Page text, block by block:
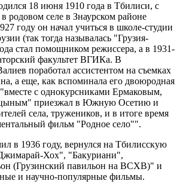
18 июня 1910 года в Тбилиси, с
в родовом селе в Знаурском районе
году он начал учиться в школе-студии
(так тогда называлась "Грузия-
стал помощником режиссера, а в 1931-
факультет ВГИКа. В
поработал ассистентом на съемках
а еще, как вспоминала его двоюродная
"вместе с однокурсниками Ермаковым,
приезжал в Южную Осетию и
села, тружеников, и в итоге время
фильм "Родное село"".
в 1936 году, вернулся на Тбилисскую
Хох", "Бакуриани",
(Грузинский павильон на ВСХВ)" и
и научно-популярные фильмы.